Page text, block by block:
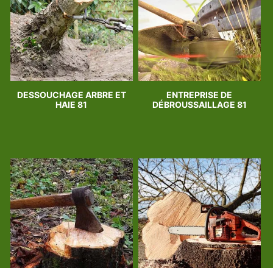
DESSOUCHAGE ARBRE ET
HAIE 81
ENTREPRISE DE
DÉBROUSSAILLAGE 81